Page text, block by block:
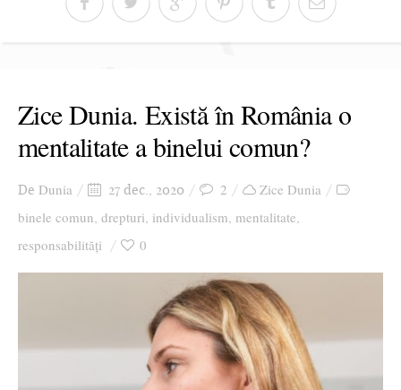
Zice Dunia. Există în România o
mentalitate a binelui comun?
De Dunia 27 dec., 2020 2
Zice Dunia
binele comun drepturi individualism mentalitate
responsabilități 0